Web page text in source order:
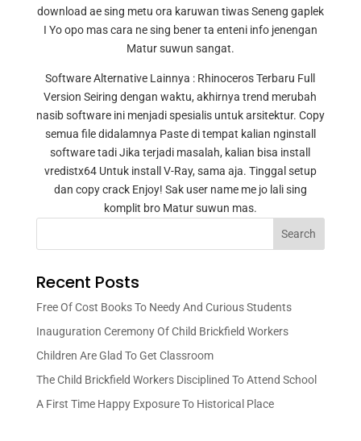
download ae sing metu ora karuwan tiwas Seneng gaplek
I Yo opo mas cara ne sing bener ta enteni info jenengan
Matur suwun sangat.
Software Alternative Lainnya : Rhinoceros Terbaru Full
Version Seiring dengan waktu, akhirnya trend merubah
nasib software ini menjadi spesialis untuk arsitektur. Copy
semua file didalamnya Paste di tempat kalian nginstall
software tadi Jika terjadi masalah, kalian bisa install
vredistx64 Untuk install V-Ray, sama aja. Tinggal setup
dan copy crack Enjoy! Sak user name me jo lali sing
komplit bro Matur suwun mas.
Search
Recent Posts
Free Of Cost Books To Needy And Curious Students
Inauguration Ceremony Of Child Brickfield Workers
Children Are Glad To Get Classroom
The Child Brickfield Workers Disciplined To Attend School
A First Time Happy Exposure To Historical Place